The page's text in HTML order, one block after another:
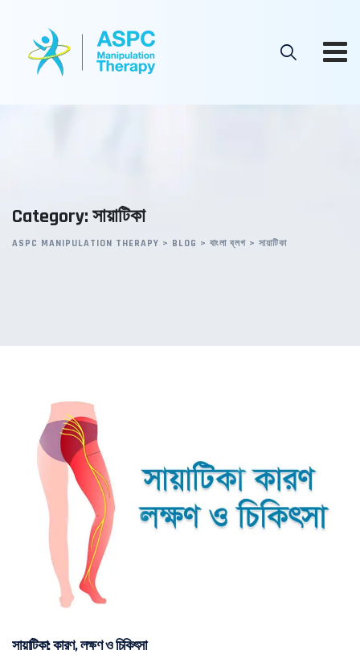
content
Category: সায়াটিকা
ASPC MANIPULATION THERAPY > BLOG > বাংলা ব্লগ > সায়াটিকা
সায়াটিকা: কারণ, লক্ষণ ও চিকিৎসা